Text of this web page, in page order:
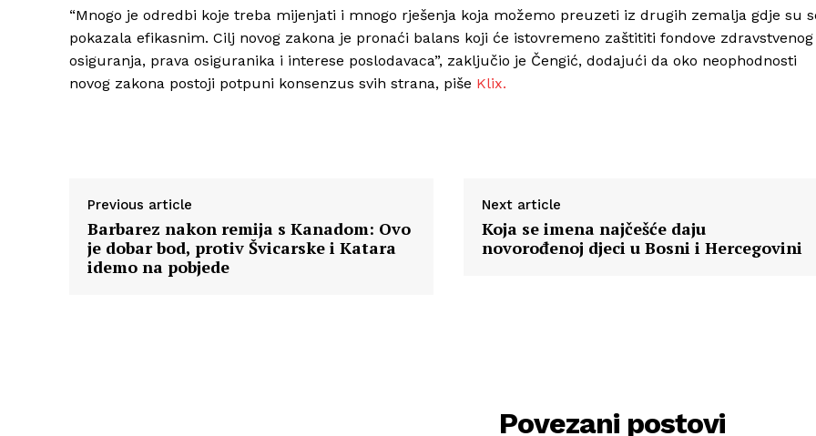
“Mnogo je odredbi koje treba mijenjati i mnogo rješenja koja možemo preuzeti iz drugih zemalja gdje su
pokazala efikasnim. Cilj novog zakona je pronaći balans koji će istovremeno zaštititi fondove zdravstvenog
osiguranja, prava osiguranika i interese poslodavaca”, zaključio je Čengić, dodajući da oko neophodnosti
novog zakona postoji potpuni konsenzus svih strana, piše Klix.
Previous article
Barbarez nakon remija s Kanadom: Ovo
je dobar bod, protiv Švicarske i Katara
idemo na pobjede
Next article
Koja se imena najčešće daju
novorođenoj djeci u Bosni i Hercegovini
Povezani postovi